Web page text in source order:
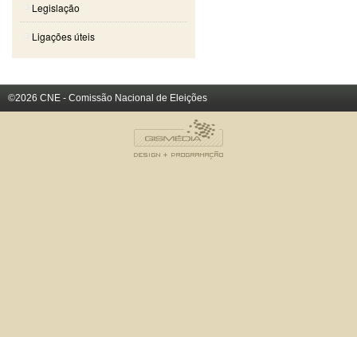
Legislação
Ligações úteis
©2026 CNE - Comissão Nacional de Eleições